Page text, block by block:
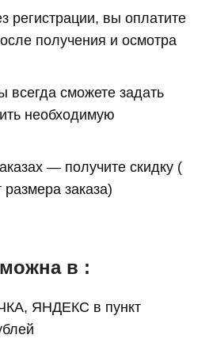
регистрации, вы оплатите
получения и осмотра
сможете задать
необходимую
— получите скидку (
размера заказа)
в :
ЯНДЕКС в пункт